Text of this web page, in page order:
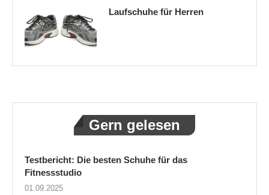
Laufschuhe für Herren
Gern gelesen
Testbericht: Die besten Schuhe für das
Fitnessstudio
01.09.2025